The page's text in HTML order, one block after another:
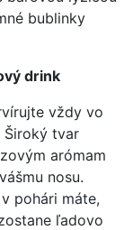
bublinky
drink
vždy vo
Široký tvar
arómam
nosu.
pohári máte,
ľadovo